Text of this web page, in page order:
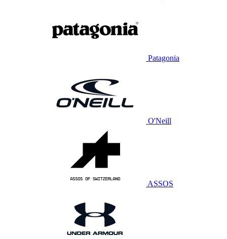
Patagonia
O'Neill
ASSOS